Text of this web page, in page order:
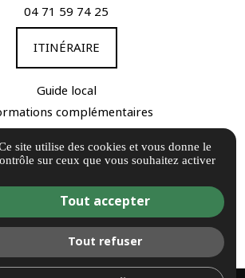
04 71 59 74 25
ITINÉRAIRE
Guide local
complémentaires
Mentions légales
de confidentialité
Gestion des cookies
site utilise des cookies et vous donne le
sur ceux que vous souhaitez activer
Tout accepter
Tout refuser